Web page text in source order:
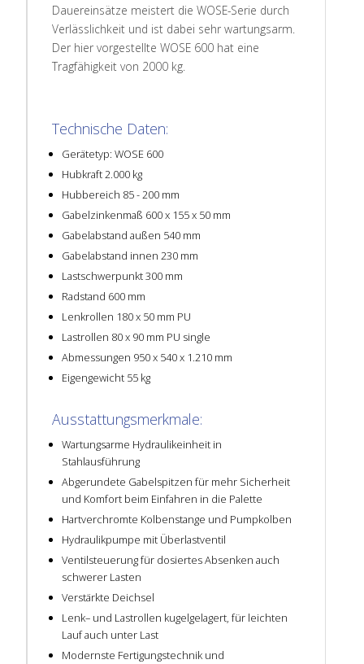
Dauereinsätze meistert die WOSE-Serie durch
Verlässlichkeit und ist dabei sehr wartungsarm.
Der hier vorgestellte WOSE 600 hat eine
Tragfähigkeit von 2000 kg.
Technische Daten:
Gerätetyp: WOSE 600
Hubkraft 2.000 kg
Hubbereich 85 - 200 mm
Gabelzinkenmaß 600 x 155 x 50 mm
Gabelabstand außen 540 mm
Gabelabstand innen 230 mm
Lastschwerpunkt 300 mm
Radstand 600 mm
Lenkrollen 180 x 50 mm PU
Lastrollen 80 x 90 mm PU single
Abmessungen 950 x 540 x 1.210 mm
Eigengewicht 55 kg
Ausstattungsmerkmale:
Wartungsarme Hydraulikeinheit in
Stahlausführung
Abgerundete Gabelspitzen für mehr Sicherheit
und Komfort beim Einfahren in die Palette
Hartverchromte Kolbenstange und Pumpkolben
Hydraulikpumpe mit Überlastventil
Ventilsteuerung für dosiertes Absenken auch
schwerer Lasten
Verstärkte Deichsel
Lenk– und Lastrollen kugelgelagert, für leichten
Lauf auch unter Last
Modernste Fertigungstechnik und